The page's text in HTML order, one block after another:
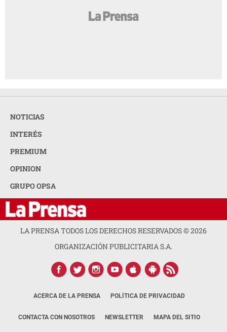
NOTICIAS
INTERÉS
PREMIUM
OPINION
GRUPO OPSA
LA PRENSA TODOS LOS DERECHOS RESERVADOS ©2026
ORGANIZACIÓN PUBLICITARIA S.A.
ACERCA DE LA PRENSA POLÍTICA DE PRIVACIDAD
CONTACTA CON NOSOTROS NEWSLETTER MAPA DEL SITIO